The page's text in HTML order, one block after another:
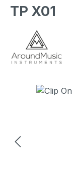
TP X01
Bildergalerie